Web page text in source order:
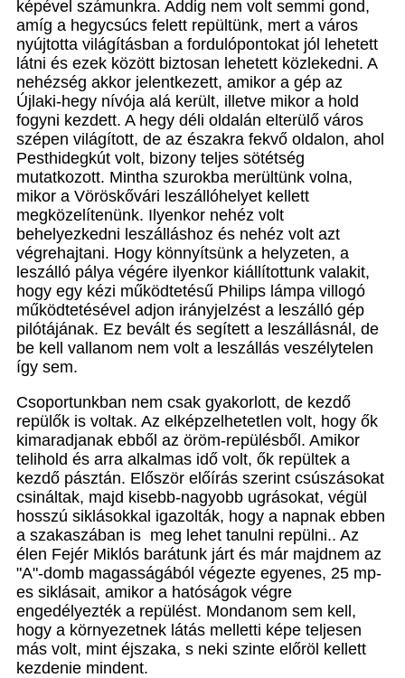
képével számunkra. Addig nem volt semmi gond,
amíg a hegycsúcs felett repültünk, mert a város
nyújtotta világításban a fordulópontokat jól lehetett
látni és ezek között biztosan lehetett közlekedni. A
nehézség akkor jelentkezett, amikor a gép az
Újlaki-hegy nívója alá került, illetve mikor a hold
fogyni kezdett. A hegy déli oldalán elterülő város
szépen világított, de az északra fekvő oldalon, ahol
Pesthidegkút volt, bizony teljes sötétség
mutatkozott. Mintha szurokba merültünk volna,
mikor a Vöröskővári leszállóhelyet kellett
megközelítenünk. Ilyenkor nehéz volt
behelyezkedni leszálláshoz és nehéz volt azt
végrehajtani. Hogy könnyítsünk a helyzeten, a
leszálló pálya végére ilyenkor kiállítottunk valakit,
hogy egy kézi működtetésű Philips lámpa villogó
működtetésével adjon irányjelzést a leszálló gép
pilótájának. Ez bevált és segített a leszállásnál, de
be kell vallanom nem volt a leszállás veszélytelen
így sem.
Csoportunkban nem csak gyakorlott, de kezdő
repülők is voltak. Az elképzelhetetlen volt, hogy ők
kimaradjanak ebből az öröm-repülésből. Amikor
telihold és arra alkalmas idő volt, ők repültek a
kezdő pásztán. Először előírás szerint csúszásokat
csináltak, majd kisebb-nagyobb ugrásokat, végül
hosszú siklásokkal igazolták, hogy a napnak ebben
a szakaszában is meg lehet tanulni repülni.. Az
élen Fejér Miklós barátunk járt és már majdnem az
"A"-domb magasságából végezte egyenes, 25 mp-
es siklásait, amikor a hatóságok végre
engedélyezték a repülést. Mondanom sem kell,
hogy a környezetnek látás melletti képe teljesen
más volt, mint éjszaka, s neki szinte előröl kellett
kezdenie mindent.